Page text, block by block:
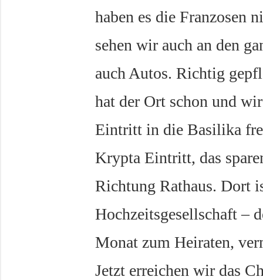
haben es die Franzosen
sehen wir auch an den
auch Autos. Richtig
hat der Ort schon und
Eintritt in die Basilika
Krypta Eintritt, das
Richtung Rathaus. Dort
Hochzeitsgesellschaft –
Monat zum Heiraten,
Jetzt erreichen wir das